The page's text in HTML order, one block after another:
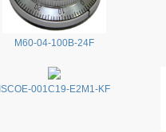
M60-04-100B-24F
ISCOE-001C19-E2M1-KF